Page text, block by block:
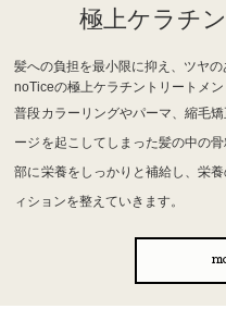
極上ケラチ
髪への負担を最小限に抑え、ツヤ
noTiceの極上ケラチントリートメン
普段カラーリングやパーマ、縮毛
ージを起こしてしまった髪の中の
部に栄養をしっかりと補給し、栄
ィションを整えていきます。